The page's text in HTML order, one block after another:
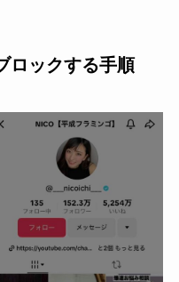
ロックする手順